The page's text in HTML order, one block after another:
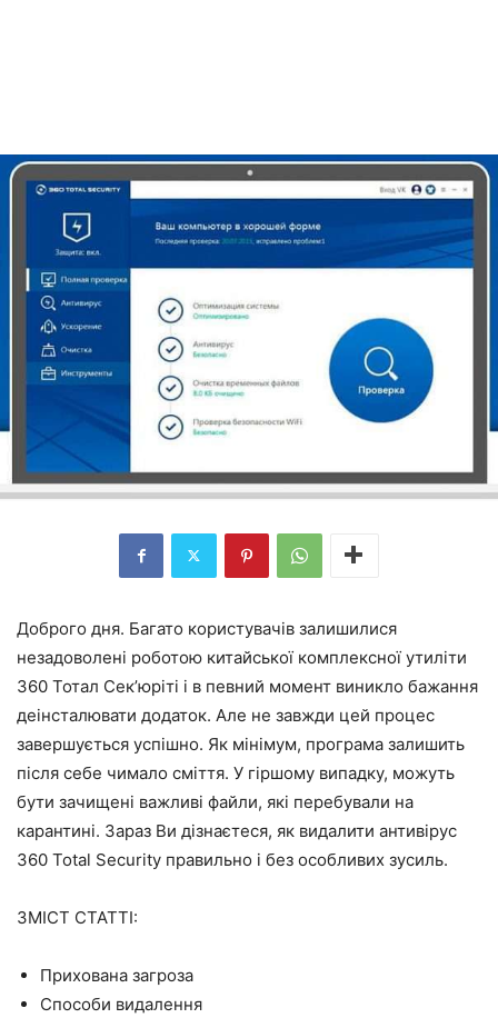
Доброго дня. Багато користувачів залишилися
незадоволені роботою китайської комплексної утиліти
360 Тотал Сек’юріті і в певний момент виникло бажання
деінсталювати додаток. Але не завжди цей процес
завершується успішно. Як мінімум, програма залишить
після себе чимало сміття. У гіршому випадку, можуть
бути зачищені важливі файли, які перебували на
карантині. Зараз Ви дізнаєтеся, як видалити антивірус
360 Total Security правильно і без особливих зусиль.
ЗМІСТ СТАТТІ:
Прихована загроза
Способи видалення